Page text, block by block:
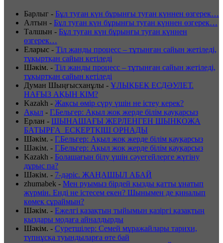
Барлыг - Бұл туған күн бұрынғы туған күннен өзгерек…
Алтын - Бұл туған күн бұрынғы туған күннен өзгерек…
Талшын - Бұл туған күн бұрынғы туған күннен
өзгерек…
Еларыс - Тіл жанды процесс – тұтынған сайын жетіледі,
тұқыртқан сайын кетіледі
Шәкім. - Тіл жанды процесс – тұтынған сайын жетіледі,
тұқыртқан сайын кетіледі
Думан Шыңғысханұлы - ҰЛЫҚБЕК ЕСДӘУЛЕТ.
НАҒЫЗ АҚЫН КІМ?
Kazakh - Жақсы өмір сүру үшін не істеу керек?
Ақыл - Г.Бельгер: Ақыл жоқ жерде білім қауқарсыз
Ерлан - ШЫНАШАҒЫ ЖЕРЛЕНГЕН ШЫНҚОЖА
БАТЫРҒА ЕСКЕРТКІШ ОРНАДЫ
Шәкім. - Г.Бельгер: Ақыл жоқ жерде білім қауқарсыз
Шәкім. - Г.Бельгер: Ақыл жоқ жерде білім қауқарсыз
Kazakh - Болашағын білу үшін сәуегейлерге жүгіну
дұрыс па?
Шәкім. - 7-дәріс. ЖАҢАШЫЛ АБАЙ
zhumabek - Мен руымыз бірдей қызды қатты ұнатып
жүрмін. Енді не істесем екен? Шынымен де қиналып
көмек сұраймын?
Шәкім. - Ежелгі қазақтың тыйымын қазіргі қазақтың
қыздары модаға айналдырды
Шәкім. - Суретшілер: Семей мұражайлары тарихи,
түпнұсқа туындыларға өте бай